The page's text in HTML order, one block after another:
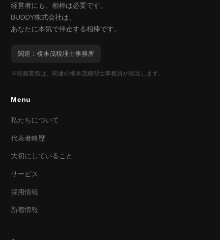
経営者にも、相棒は必要です。
BUDDY株式会社は、
あなたに本気で伴走する相棒です。
関連：榎本茂税理士事務所
※税務業務は、関連の榎本茂税理士事務所が担当します。
Menu
私たちについて
代表者略歴
大切にしていること
サービス
採用情報
新着情報